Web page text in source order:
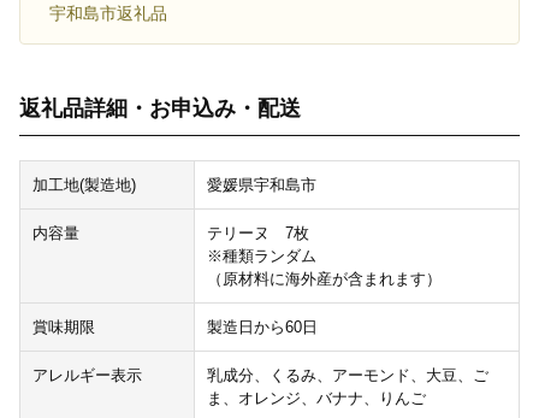
宇和島市返礼品
返礼品詳細・お申込み・配送
加工地(製造地) 愛媛県宇和島市
内容量
テリーヌ 7枚
※種類ランダム
（原材料に海外産が含まれます）
賞味期限 製造日から60日
アレルギー表示
乳成分、くるみ、アーモンド、大豆、ご
ま、オレンジ、バナナ、りんご